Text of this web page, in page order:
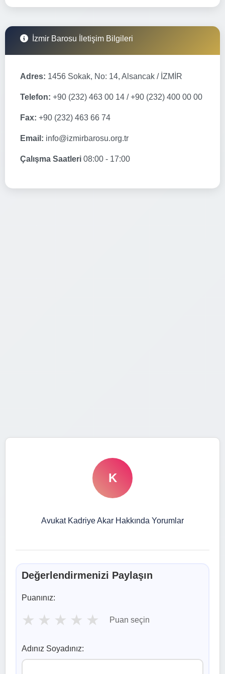
İzmir Barosu İletişim Bilgileri
Adres: 1456 Sokak, No: 14, Alsancak / İZMİR
Telefon: +90 (232) 463 00 14 / +90 (232) 400 00 00
Fax: +90 (232) 463 66 74
Email: info@izmirbarosu.org.tr
Çalışma Saatleri 08:00 - 17:00
K
Avukat Kadriye Akar Hakkında Yorumlar
Değerlendirmenizi Paylaşın
Puanınız:
★ ★ ★ ★ ★ Puan seçin
Adınız Soyadınız: